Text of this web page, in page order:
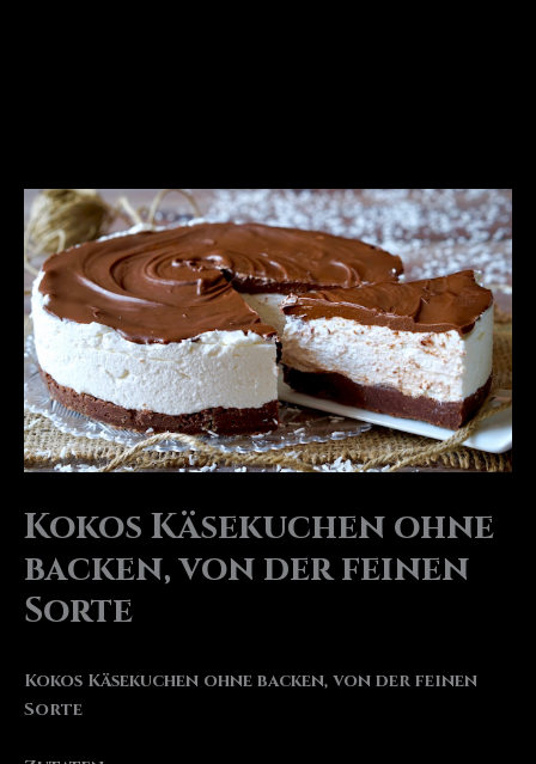
Kokos Käsekuchen ohne
backen, von der feinen
Sorte
Kokos Käsekuchen ohne backen, von der feinen
Sorte